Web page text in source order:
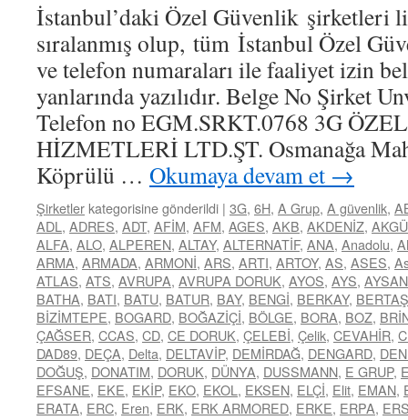
İstanbul’daki Özel Güvenlik şirketleri
sıralanmış olup, tüm İstanbul Özel
ve telefon numaraları ile faaliyet izin
yanlarında yazılıdır. Belge No Şirket
Telefon no EGM.SRKT.0768 3G
HİZMETLERİ LTD.ŞT. Osmanağa
Köprülü … Okumaya devam et →
Şirketler kategorisine gönderildi | 3G, 6H, A Grup, A güvenlik,
ADL , ADRES, ADT, AFİM, AFM, AGES, AKB, AKDENİZ,
ALFA, ALO, ALPEREN, ALTAY, ALTERNATİF, ANA, Anadolu,
ARMA, ARMADA, ARMONİ, ARS, ARTI, ARTOY, AS, ASES,
ATLAS, ATS, AVRUPA, AVRUPA DORUK, AYOS, AYS, AYSAN
BATHA, BATI, BATU, BATUR, BAY, BENGİ, BERKAY, BERTAŞ
BİZİMTEPE, BOGARD, BOĞAZİÇİ, BÖLGE, BORA, BOZ,
ÇAĞSER, CCAS, CD, CE DORUK, ÇELEBİ, Çelik, CEVAHİR,
DAD89, DEÇA, Delta, DELTAVİP, DEMİRDAĞ, DENGARD,
DOĞUŞ, DONATIM, DORUK, DÜNYA, DUSSMANN, E GRUP,
EFSANE, EKE, EKİP, EKO, EKOL , EKSEN, ELÇİ, Elit, EMAN,
ERATA, ERC, Eren, ERK, ERK ARMORED, ERKE, ERPA,